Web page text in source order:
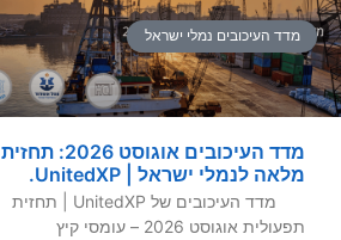
מדד העיכובים נמלי ישראל
מדד העיכובים אוגוסט 2026: תחזית
מלאה לנמלי ישראל | UnitedXP.
מדד העיכובים של UnitedXP | תחזית
תפעולית אוגוסט 2026 – עומסי קיץ